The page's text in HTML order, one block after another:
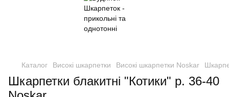
Каталог Високі шкарпетки Високі шкарпетки Noskar
Шкарпетки блакитні "Котики" р. 36-40